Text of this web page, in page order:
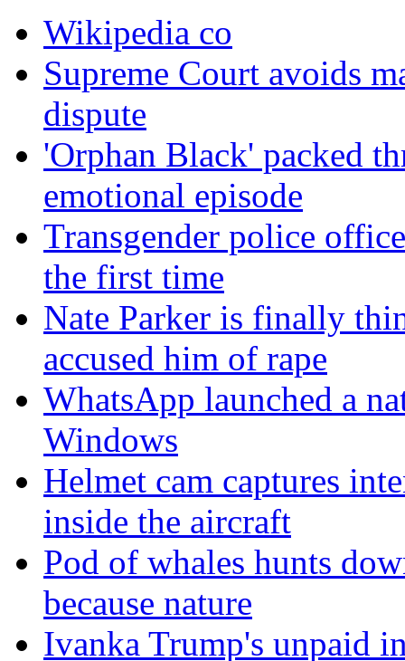
Wikipedia co
Supreme Court avoids
dispute
'Orphan Black' packed
emotional episode
Transgender police
the first time
Nate Parker is finally
accused him of rape
WhatsApp launched a
Windows
Helmet cam captures
inside the aircraft
Pod of whales hunts
because nature
Ivanka Trump's unpaid